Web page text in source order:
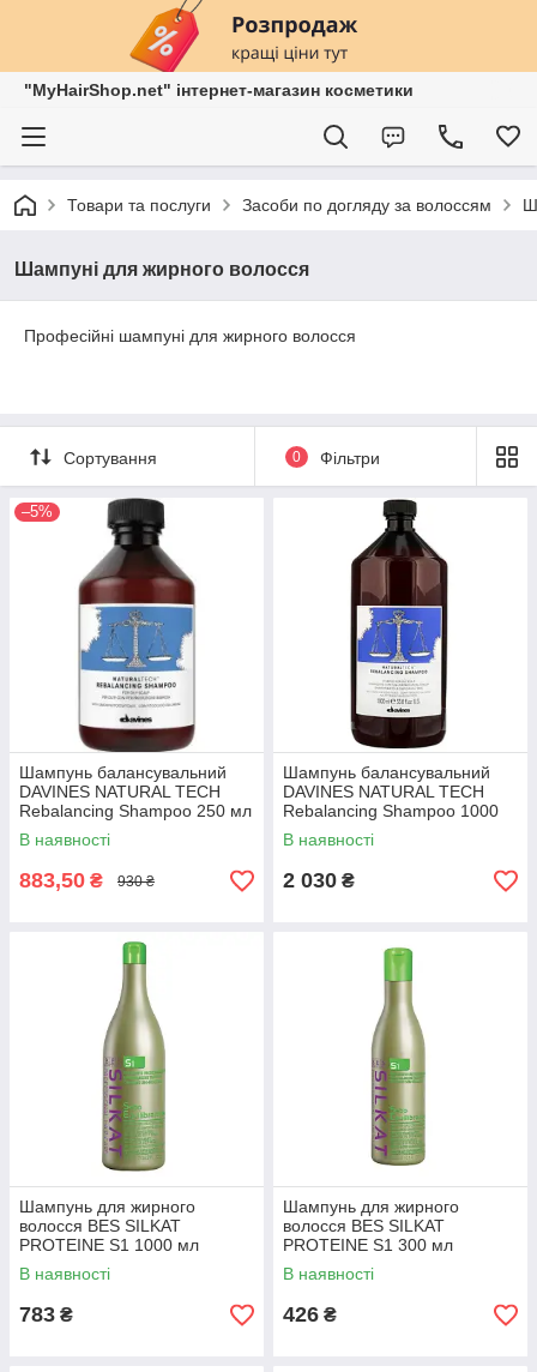
"MyHairShop.net" інтернет-магазин косметики
Товари та послуги Засоби по догляду за волоссям
Шампуні для жирного волосся
Професійні шампуні для жирного волосся
Сортування 0 Фільтри
–5%
Шампунь балансувальний
DAVINES NATURAL TECH
Rebalancing Shampoo 250 мл
В наявності
883,50 ₴ 930 ₴
Шампунь балансувальний
DAVINES NATURAL TECH
Rebalancing Shampoo 1000
мл
В наявності
2 030 ₴
Шампунь для жирного
волосся BES SILKAT
PROTEINE S1 1000 мл
В наявності
783 ₴
Шампунь для жирного
волосся BES SILKAT
PROTEINE S1 300 мл
В наявності
426 ₴